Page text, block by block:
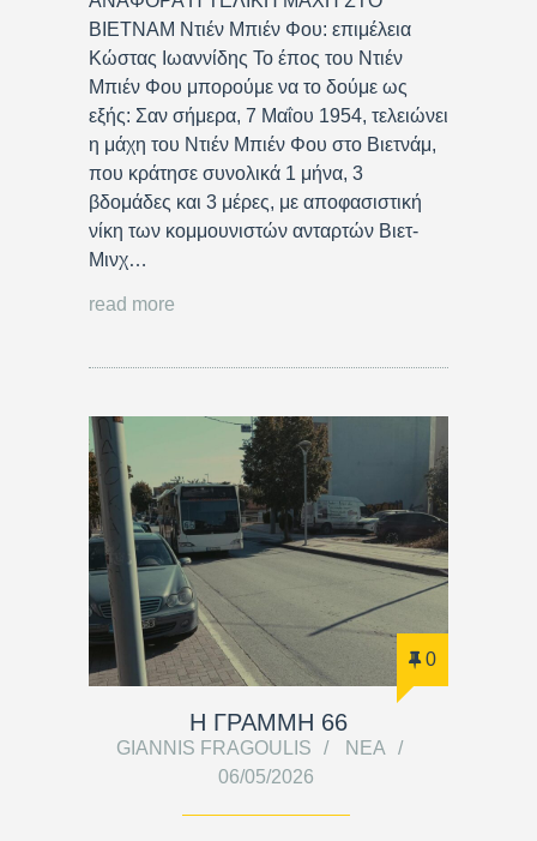
ΒΙΕΤΝΑΜ Ντιέν Μπιέν Φου: επιμέλεια
Κώστας Ιωαννίδης Το έπος του Ντιέν
Μπιέν Φου μπορούμε να το δούμε ως
εξής: Σαν σήμερα, 7 Μαΐου 1954, τελειώνει
η μάχη του Ντιέν Μπιέν Φου στο Βιετνάμ,
που κράτησε συνολικά 1 μήνα, 3
βδομάδες και 3 μέρες, με αποφασιστική
νίκη των κομμουνιστών ανταρτών Βιετ-
Μινχ…
read more
0
Η ΓΡΑΜΜΗ 66
GIANNIS FRAGOULIS
ΝΈΑ
06/05/2026